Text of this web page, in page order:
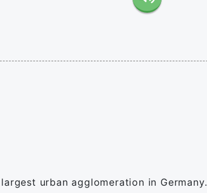
urban agglomeration in Germany.